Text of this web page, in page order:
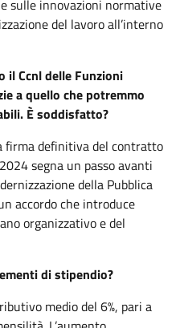
sulle innovazioni normative
del lavoro all’interno
Ccnl delle Funzioni
a quello che potremmo
È soddisfatto?
firma definitiva del contratto
segna un passo avanti
della Pubblica
accordo che introduce
organizzativo e del
di stipendio?
medio del 6%, pari a